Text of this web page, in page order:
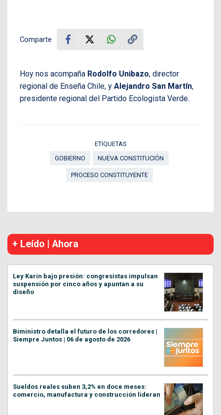
Comparte
Hoy nos acompaña Rodolfo Unibazo, director
regional de Enseña Chile, y Alejandro San Martín,
presidente regional del Partido Ecologista Verde.
ETIQUETAS
GOBIERNO
NUEVA CONSTITUCIÓN
PROCESO CONSTITUYENTE
+ Leído | Ahora
Ley Karin bajo presión: congresistas impulsan
suspensión por cinco años y apuntan a su
diseño
Biministro detalla el futuro de los corredores |
Siempre Juntos | 06 de agosto de 2026
Sueldos reales suben 3,2% en doce meses:
comercio, manufactura y construcción lideran